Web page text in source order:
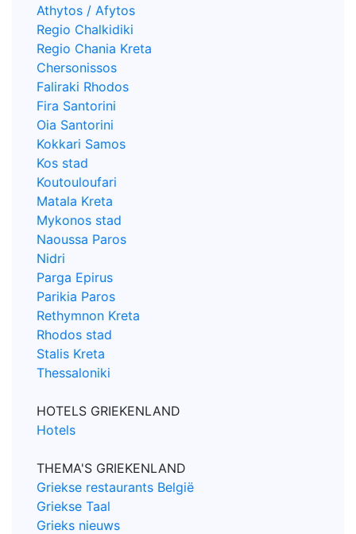
Athytos / Afytos
Regio Chalkidiki
Regio Chania Kreta
Chersonissos
Faliraki Rhodos
Fira Santorini
Oia Santorini
Kokkari Samos
Kos stad
Koutouloufari
Matala Kreta
Mykonos stad
Naoussa Paros
Nidri
Parga Epirus
Parikia Paros
Rethymnon Kreta
Rhodos stad
Stalis Kreta
Thessaloniki
HOTELS GRIEKENLAND
Hotels
THEMA'S GRIEKENLAND
Griekse restaurants België
Griekse Taal
Grieks nieuws